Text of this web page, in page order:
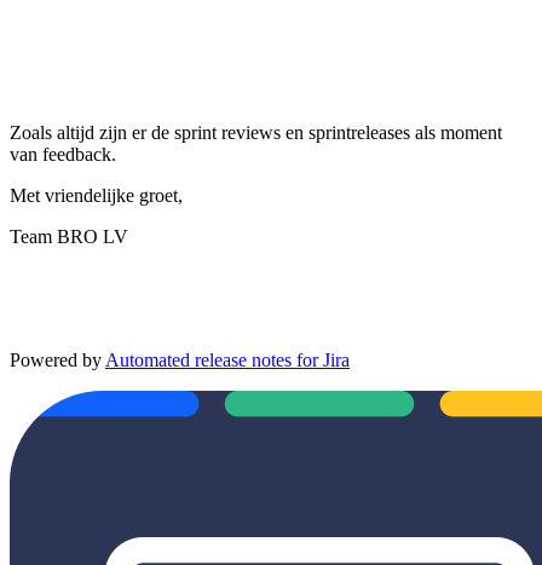
Zoals altijd zijn er de sprint reviews en sprintreleases als moment
van feedback.
Met vriendelijke groet,
Team BRO LV
Powered by Automated release notes for Jira